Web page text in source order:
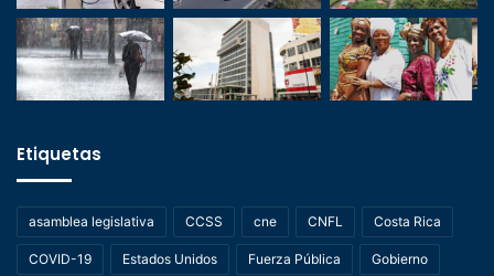
Etiquetas
asamblea legislativa CCSS cne CNFL Costa Rica
COVID-19 Estados Unidos Fuerza Pública Gobierno